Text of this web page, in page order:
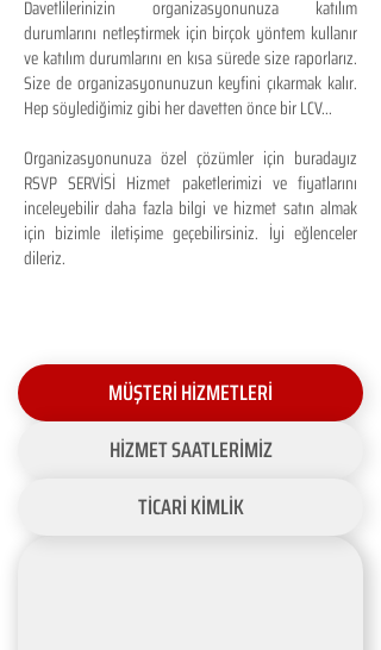
Davetlilerinizin organizasyonunuza katılım
durumlarını netleştirmek için birçok yöntem kullanır
ve katılım durumlarını en kısa sürede size raporlarız.
Size de organizasyonunuzun keyfini çıkarmak kalır.
Hep söylediğimiz gibi her davetten önce bir LCV...
Organizasyonunuza özel çözümler için buradayız
RSVP SERVİSİ Hizmet paketlerimizi ve fiyatlarını
inceleyebilir daha fazla bilgi ve hizmet satın almak
için bizimle iletişime geçebilirsiniz. İyi eğlenceler
dileriz.
MÜŞTERİ HİZMETLERİ
HİZMET SAATLERİMİZ
TİCARİ KİMLİK